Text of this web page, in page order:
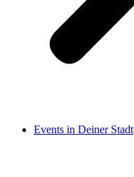
Events in Deiner Stadt